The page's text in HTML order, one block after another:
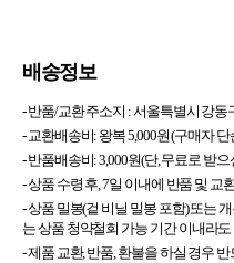
배송정보
- 반품/교환 주소지 :서울특별시 강동
- 교환배송비: 왕복 5,000원 (구매자 단
- 반품배송비: 3,000원(단, 무료로 받
- 상품 수령 후, 7일 이내에 반품 및 교
- 상품 밀봉(겉 비닐 밀봉 포함) 또는
는 상품 청약철회 가능 기간 이내라
- 제품 교환, 반품, 환불을 하실 경우